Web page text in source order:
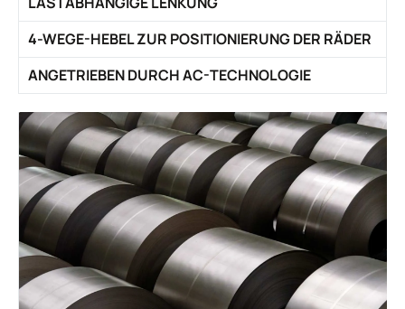
4-WEGE-HEBEL ZUR POSITIONIERUNG DER RÄDER
ANGETRIEBEN DURCH AC-TECHNOLOGIE